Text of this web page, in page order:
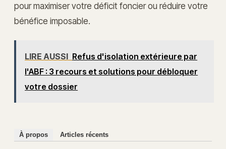
pour maximiser votre déficit foncier ou réduire votre
bénéfice imposable.
LIRE AUSSI Refus d'isolation extérieure par
l'ABF : 3 recours et solutions pour débloquer
votre dossier
À propos Articles récents